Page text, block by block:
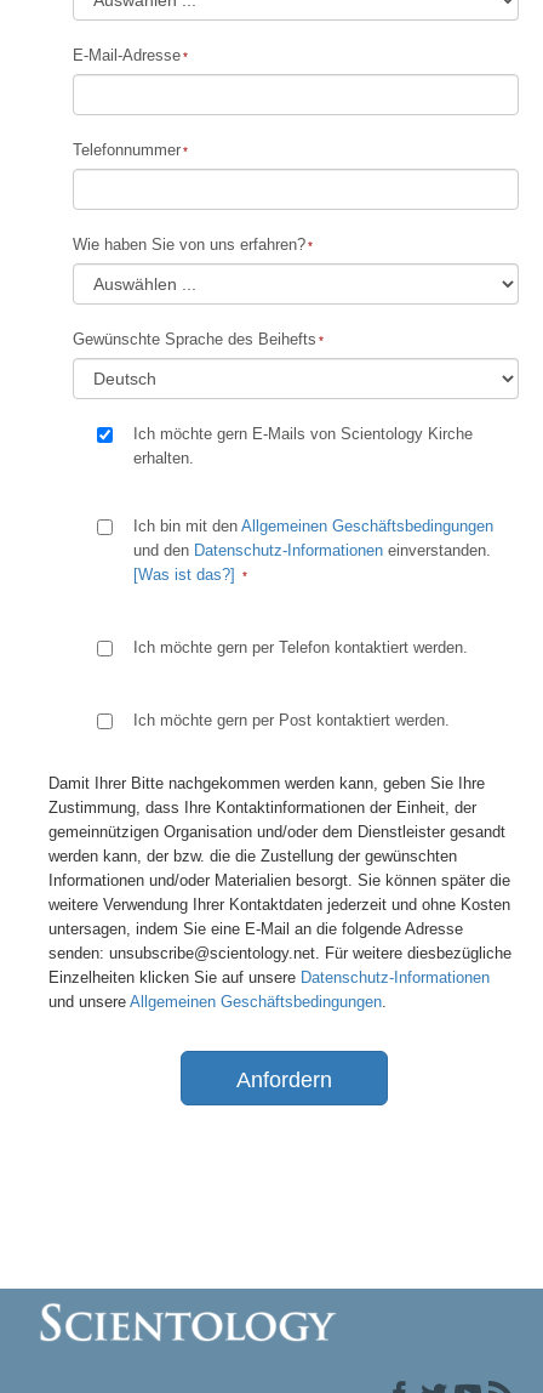
E-Mail-Adresse
Telefonnummer
Wie haben Sie von uns erfahren?
Gewünschte Sprache des Beihefts
Ich möchte gern E-Mails von Scientology Kirche
erhalten.
Ich bin mit den Allgemeinen Geschäftsbedingungen
und den Datenschutz-Informationen einverstanden.
[Was ist das?]
Ich möchte gern per Telefon kontaktiert werden.
Ich möchte gern per Post kontaktiert werden.
Damit Ihrer Bitte nachgekommen werden kann, geben Sie Ihre
Zustimmung, dass Ihre Kontaktinformationen der Einheit, der
gemeinnützigen Organisation und/oder dem Dienstleister gesandt
werden kann, der bzw. die die Zustellung der gewünschten
Informationen und/oder Materialien besorgt. Sie können später die
weitere Verwendung Ihrer Kontaktdaten jederzeit und ohne Kosten
untersagen, indem Sie eine E-Mail an die folgende Adresse
senden: unsubscribe@scientology.net. Für weitere diesbezügliche
Einzelheiten klicken Sie auf unsere Datenschutz-Informationen
und unsere Allgemeinen Geschäftsbedingungen.
Anfordern